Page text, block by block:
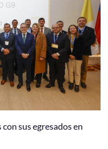
sus egresados en